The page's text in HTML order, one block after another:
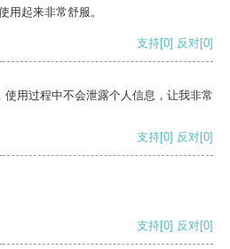
用起来非常舒服。
支持[0] 反对[0]
用过程中不会泄露个人信息，让我非常
支持[0] 反对[0]
支持[0] 反对[0]